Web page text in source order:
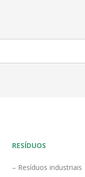
RESÍDUOS
– Resíduos industriais